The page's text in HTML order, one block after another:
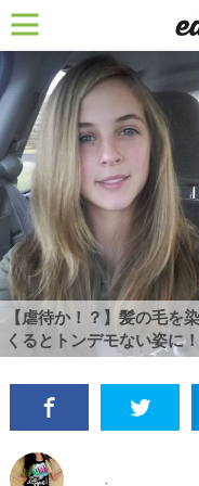
【虐待か！？】髪の毛を
くるとトンデモない姿に！